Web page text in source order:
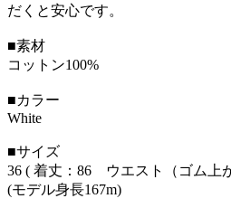
だくと安心です。
■素材
コットン100%
■カラー
White
■サイズ
36 ( 着丈：86 ウエスト（ゴム上
(モデル身長167m)